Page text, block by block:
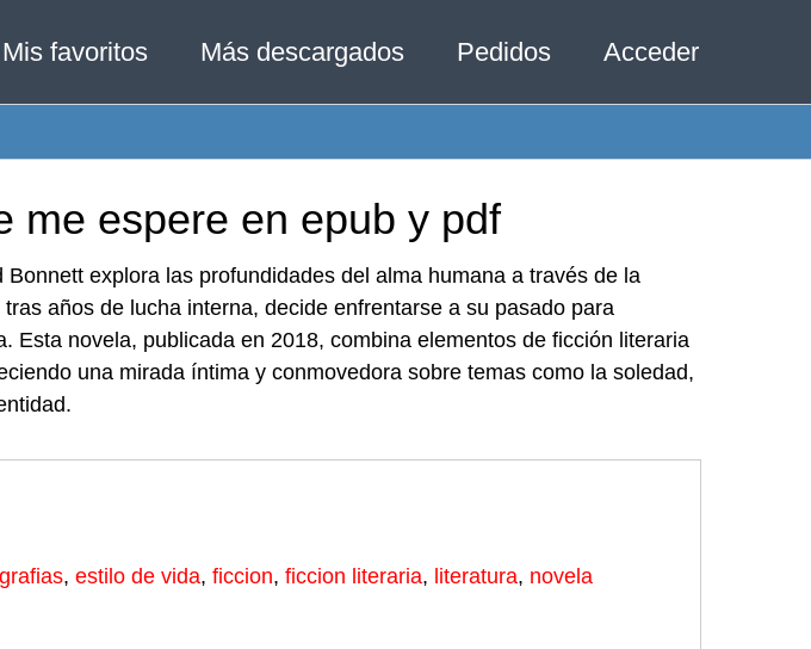
Mis favoritos Más descargados Pedidos Acceder
me espere en epub y pdf
explora las profundidades del alma humana a través de la
años de lucha interna, decide enfrentarse a su pasado para
Esta novela, publicada en 2018, combina elementos de ficción literaria
una mirada íntima y conmovedora sobre temas como la soledad,
, estilo de vida, ficcion, ficcion literaria, literatura, novela